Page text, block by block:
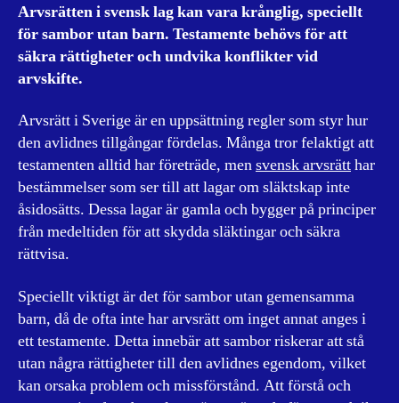
Arvsrätten i svensk lag kan vara krånglig, speciellt
för sambor utan barn. Testamente behövs för att
säkra rättigheter och undvika konflikter vid
arvskifte.
Arvsrätt i Sverige är en uppsättning regler som styr hur
den avlidnes tillgångar fördelas. Många tror felaktigt att
testamenten alltid har företräde, mensvensk arvsrätthar
bestämmelser som ser till att lagar om släktskap inte
åsidosätts. Dessa lagar är gamla och bygger på principer
från medeltiden för att skydda släktingar och säkra
rättvisa.
Speciellt viktigt är det för sambor utan gemensamma
barn, då de ofta inte har arvsrätt om inget annat anges i
ett testamente. Detta innebär att sambor riskerar att stå
utan några rättigheter till den avlidnes egendom, vilket
kan orsaka problem och missförstånd. Att förstå och